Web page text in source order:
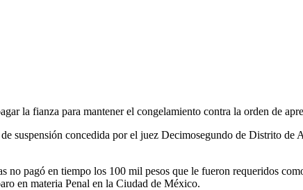
la fianza para mantener el congelamiento contra la orden de
suspensión concedida por el juez Decimosegundo de Distrito
no pagó en tiempo los 100 mil pesos que le fueron requeridos
en materia Penal en la Ciudad de México.